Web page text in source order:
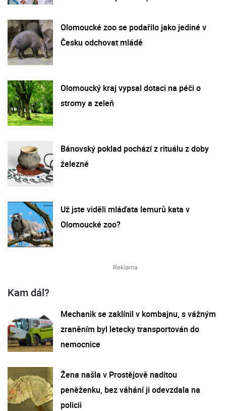
Olomoucké zoo se podařilo jako jediné v
Česku odchovat mládě
Olomoucký kraj vypsal dotaci na péči o
stromy a zeleň
Bánovský poklad pochází z rituálu z doby
železné
Už jste viděli mláďata lemurů kata v
Olomoucké zoo?
Kam dál?
Mechanik se zaklínil v kombajnu, s vážným
zraněním byl letecky transportován do
nemocnice
Žena našla v Prostějově naditou
peněženku, bez váhání ji odevzdala na
policii